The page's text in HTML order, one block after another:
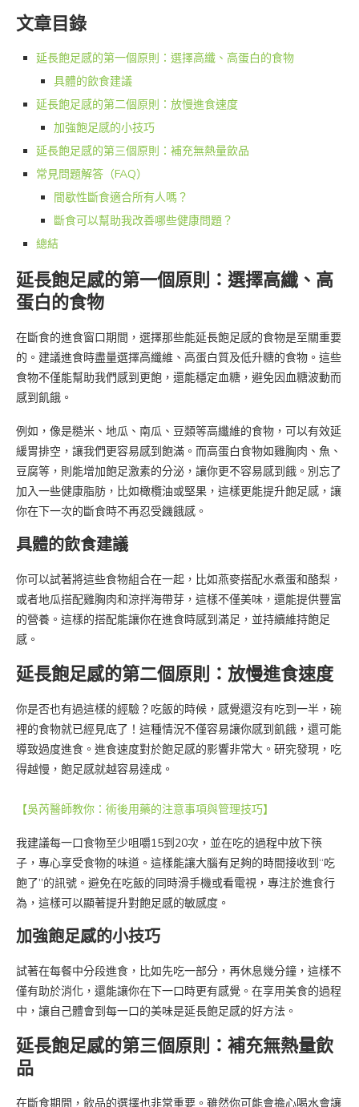
文章目錄
延長飽足感的第一個原則：選擇高纖、高蛋白的食物
具體的飲食建議
延長飽足感的第二個原則：放慢進食速度
加強飽足感的小技巧
延長飽足感的第三個原則：補充無熱量飲品
常見問題解答（FAQ）
間歇性斷食適合所有人嗎？
斷食可以幫助我改善哪些健康問題？
總結
延長飽足感的第一個原則：選擇高纖、高
蛋白的食物
在斷食的進食窗口期間，選擇那些能延長飽足感的食物是至關重要
的。建議進食時盡量選擇高纖維、高蛋白質及低升糖的食物。這些
食物不僅能幫助我們感到更飽，還能穩定血糖，避免因血糖波動而
感到飢餓。
例如，像是糙米、地瓜、南瓜、豆類等高纖維的食物，可以有效延
緩胃排空，讓我們更容易感到飽滿。而高蛋白食物如雞胸肉、魚、
豆腐等，則能增加飽足激素的分泌，讓你更不容易感到餓。別忘了
加入一些健康脂肪，比如橄欖油或堅果，這樣更能提升飽足感，讓
你在下一次的斷食時不再忍受饑餓感。
具體的飲食建議
你可以試著將這些食物組合在一起，比如燕麥搭配水煮蛋和酪梨，
或者地瓜搭配雞胸肉和涼拌海帶芽，這樣不僅美味，還能提供豐富
的營養。這樣的搭配能讓你在進食時感到滿足，並持續維持飽足
感。
延長飽足感的第二個原則：放慢進食速度
你是否也有過這樣的經驗？吃飯的時候，感覺還沒有吃到一半，碗
裡的食物就已經見底了！這種情況不僅容易讓你感到飢餓，還可能
導致過度進食。進食速度對於飽足感的影響非常大。研究發現，吃
得越慢，飽足感就越容易達成。
【吳芮醫師教你：術後用藥的注意事項與管理技巧】
我建議每一口食物至少咀嚼15到20次，並在吃的過程中放下筷
子，專心享受食物的味道。這樣能讓大腦有足夠的時間接收到“吃
飽了”的訊號。避免在吃飯的同時滑手機或看電視，專注於進食行
為，這樣可以顯著提升對飽足感的敏感度。
加強飽足感的小技巧
試著在每餐中分段進食，比如先吃一部分，再休息幾分鐘，這樣不
僅有助於消化，還能讓你在下一口時更有感覺。在享用美食的過程
中，讓自己體會到每一口的美味是延長飽足感的好方法。
延長飽足感的第三個原則：補充無熱量飲
品
在斷食期間，飲品的選擇也非常重要。雖然你可能會擔心喝水會讓